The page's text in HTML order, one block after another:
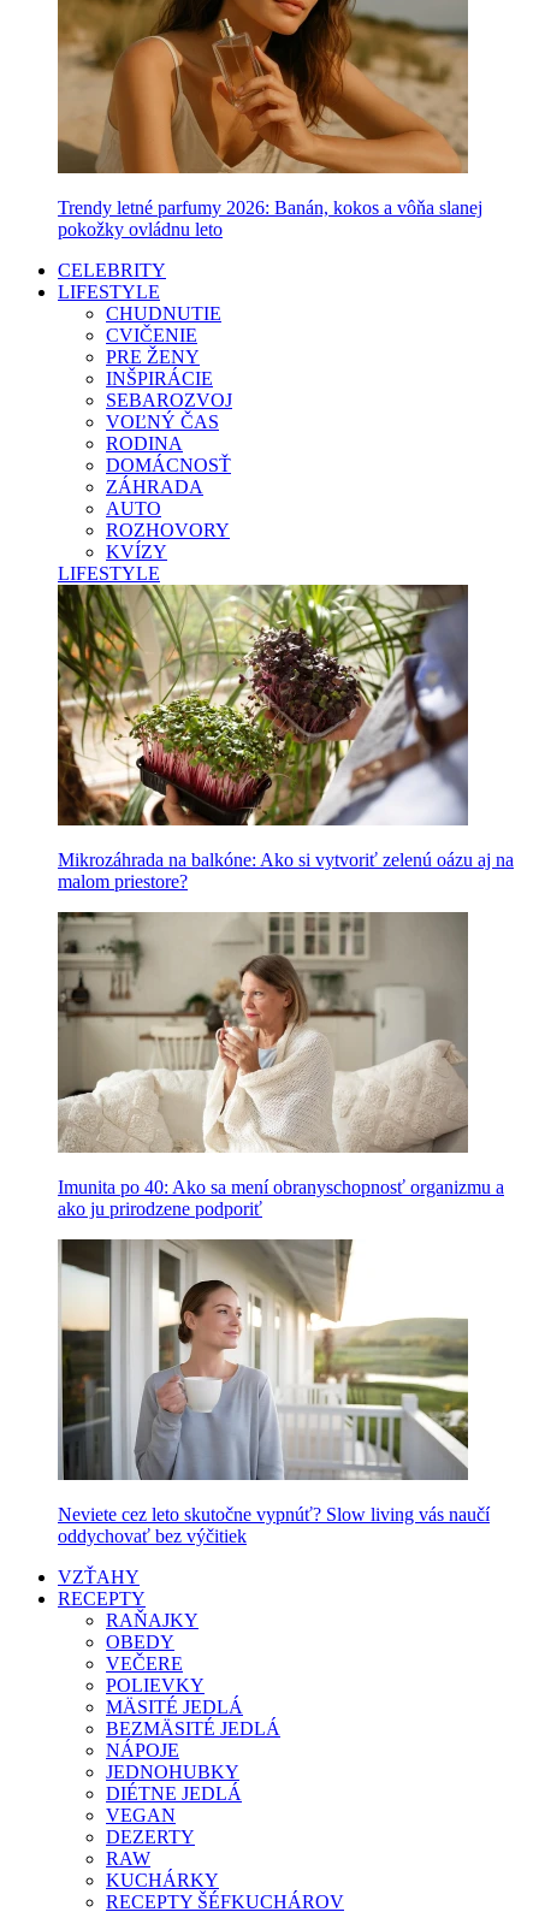
Trendy letné parfumy 2026: Banán, kokos a vôňa slanej
pokožky ovládnu leto
CELEBRITY
LIFESTYLE
CHUDNUTIE
CVIČENIE
PRE ŽENY
INŠPIRÁCIE
SEBAROZVOJ
VOĽNÝ ČAS
RODINA
DOMÁCNOSŤ
ZÁHRADA
AUTO
ROZHOVORY
KVÍZY
LIFESTYLE
Mikrozáhrada na balkóne: Ako si vytvoriť zelenú oázu aj na
malom priestore?
Imunita po 40: Ako sa mení obranyschopnosť organizmu a
ako ju prirodzene podporiť
Neviete cez leto skutočne vypnúť? Slow living vás naučí
oddychovať bez výčitiek
VZŤAHY
RECEPTY
RAŇAJKY
OBEDY
VEČERE
POLIEVKY
MÄSITÉ JEDLÁ
BEZMÄSITÉ JEDLÁ
NÁPOJE
JEDNOHUBKY
DIÉTNE JEDLÁ
VEGAN
DEZERTY
RAW
KUCHÁRKY
RECEPTY ŠÉFKUCHÁROV